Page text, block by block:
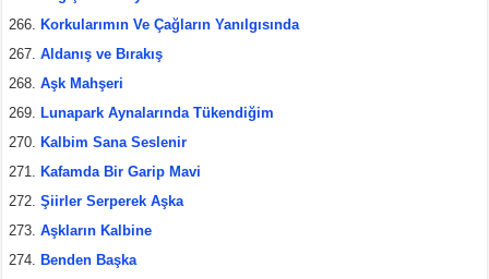
Korkularımın Ve Çağların Yanılgısında
Aldanış ve Bırakış
Aşk Mahşeri
Lunapark Aynalarında Tükendiğim
Kalbim Sana Seslenir
Kafamda Bir Garip Mavi
Şiirler Serperek Aşka
Aşkların Kalbine
Benden Başka